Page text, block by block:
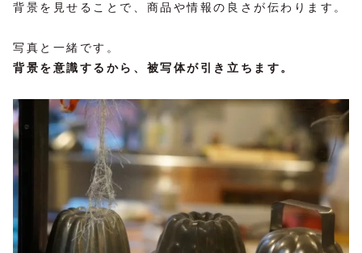
背景を見せることで、商品や情報の良さが伝わります。
写真と一緒です。
背景を意識するから、被写体が引き立ちます。